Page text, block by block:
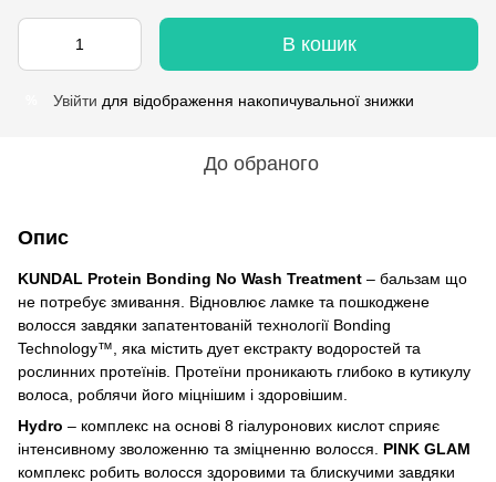
В кошик
Увійти для відображення накопичувальної знижки
До обраного
Опис
KUNDAL Protein Bonding No Wash Treatment – бальзам що
не потребує змивання. Відновлює ламке та пошкоджене
волосся завдяки запатентованій технології Bonding
Technology™, яка містить дует екстракту водоростей та
рослинних протеїнів. Протеїни проникають глибоко в кутикулу
волоса, роблячи його міцнішим і здоровішим.
Hydro – комплекс на основі 8 гіалуронових кислот сприяє
інтенсивному зволоженню та зміцненню волосся. PINK GLAM
комплекс робить волосся здоровими та блискучими завдяки